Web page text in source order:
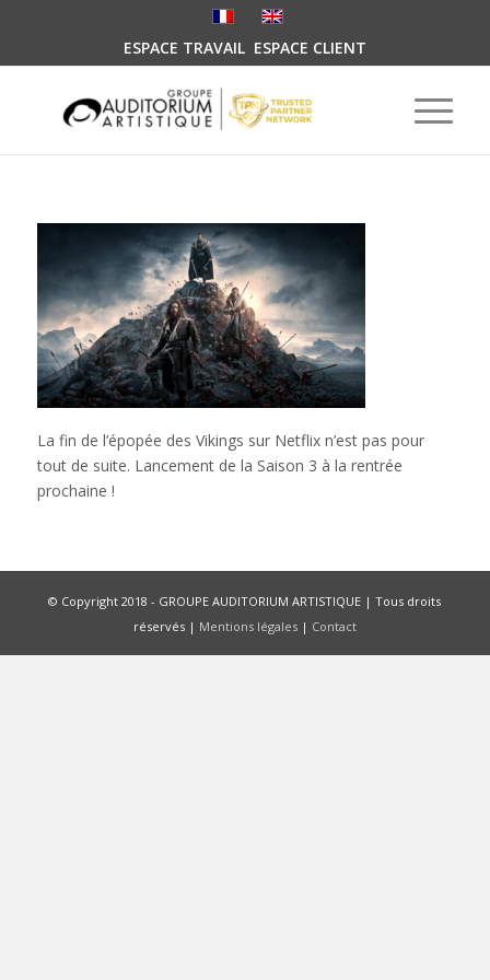
ESPACE TRAVAIL ESPACE CLIENT
La fin de l’épopée des Vikings sur Netflix n’est pas pour
tout de suite. Lancement de la Saison 3 à la rentrée
prochaine !
© Copyright 2018 - GROUPE AUDITORIUM ARTISTIQUE | Tous droits
réservés | Mentions légales| Contact